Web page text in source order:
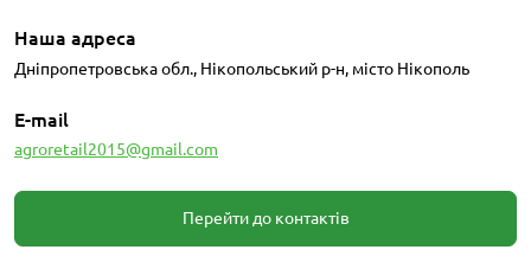
Наша адреса
Дніпропетровська обл., Нікопольський р-н, місто Нікополь
E-mail
agroretail2015@gmail.com
Перейти до контактів